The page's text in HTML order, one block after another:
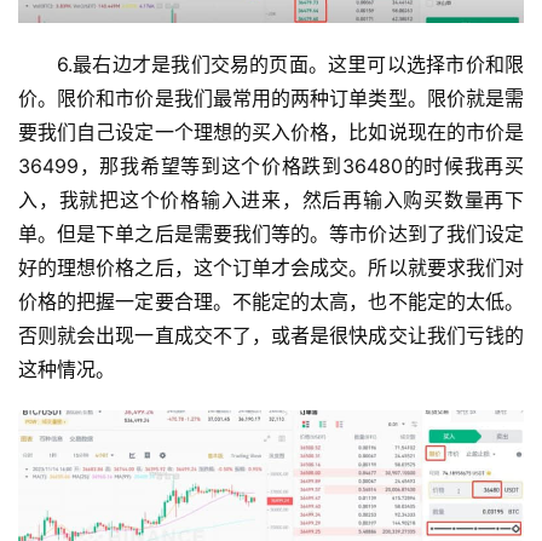
币
圈
新
闻
行
情
析
圈
6.最右边才是我们交易的页面。这里可以选择市价和限
价。限价和市价是我们最常用的两种订单类型。限价就是需
要我们自己设定一个理想的买入价格，比如说现在的市价是
36499，那我希望等到这个价格跌到36480的时候我再买
入，我就把这个价格输入进来，然后再输入购买数量再下
单。但是下单之后是需要我们等的。等市价达到了我们设定
好的理想价格之后，这个订单才会成交。所以就要求我们对
价格的把握一定要合理。不能定的太高，也不能定的太低。
否则就会出现一直成交不了，或者是很快成交让我们亏钱的
这种情况。